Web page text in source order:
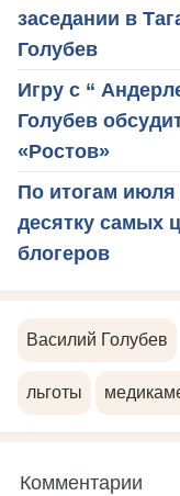
заседании в
Голубев
Игру с “
Голубев
«Ростов»
По итогам
десятку самых
блогеров
Василий Голубев
льготы
Комментарии